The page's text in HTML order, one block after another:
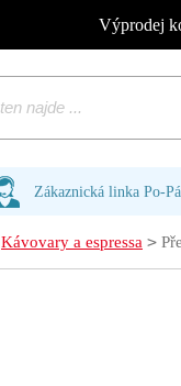
Výprodej
Zákaznická linka Po-
Kávovary a espressa >